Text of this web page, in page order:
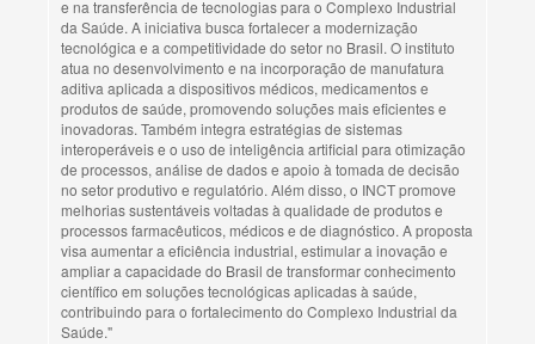
e na transferência de tecnologias para o Complexo Industrial
da Saúde. A iniciativa busca fortalecer a modernização
tecnológica e a competitividade do setor no Brasil. O instituto
atua no desenvolvimento e na incorporação de manufatura
aditiva aplicada a dispositivos médicos, medicamentos e
produtos de saúde, promovendo soluções mais eficientes e
inovadoras. Também integra estratégias de sistemas
interoperáveis e o uso de inteligência artificial para otimização
de processos, análise de dados e apoio à tomada de decisão
no setor produtivo e regulatório. Além disso, o INCT promove
melhorias sustentáveis voltadas à qualidade de produtos e
processos farmacêuticos, médicos e de diagnóstico. A proposta
visa aumentar a eficiência industrial, estimular a inovação e
ampliar a capacidade do Brasil de transformar conhecimento
científico em soluções tecnológicas aplicadas à saúde,
contribuindo para o fortalecimento do Complexo Industrial da
Saúde."